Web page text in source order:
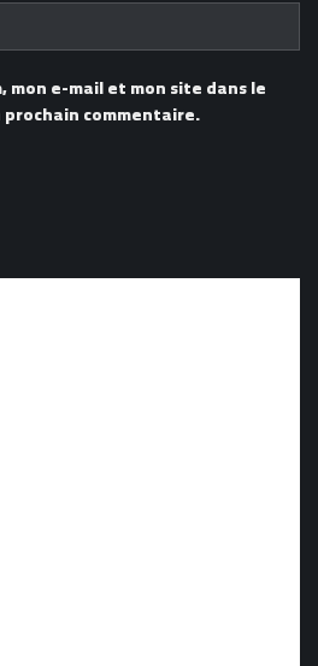
mon e-mail et mon site dans le
commentaire.